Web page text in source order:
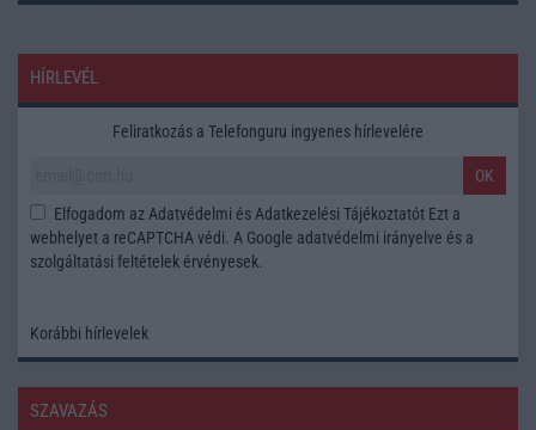
HÍRLEVÉL
Feliratkozás a Telefonguru ingyenes hírlevelére
OK
Elfogadom az Adatvédelmi és Adatkezelési Tájékoztatót Ezt a
webhelyet a reCAPTCHA védi. A Google adatvédelmi irányelve és a
szolgáltatási feltételek érvényesek.
Korábbi hírlevelek
SZAVAZÁS